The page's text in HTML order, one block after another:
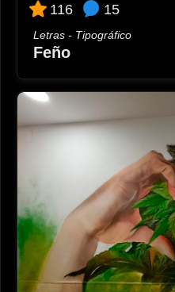
116 15
Letras - Tipográfico
Feño